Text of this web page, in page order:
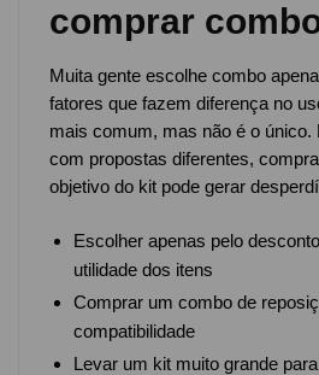
comprar
Muita gente escolhe combo
fatores que fazem diferença no
mais comum, mas não é o único.
com propostas diferentes,
objetivo do kit pode gerar
Escolher apenas pelo
utilidade dos itens
Comprar um combo de
compatibilidade
Levar um kit muito grande